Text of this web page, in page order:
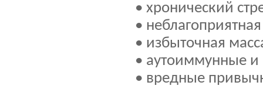
• хронический
•
• избыточная
• аутоиммунные
• вредные